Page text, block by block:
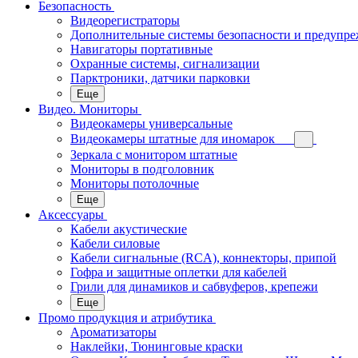
Безопасность
Видеорегистраторы
Дополнительные системы безопасности и
Навигаторы портативные
Охранные системы, сигнализации
Парктроники, датчики парковки
Еще
Видео. Мониторы
Видеокамеры универсальные
Видеокамеры штатные для иномарок
Зеркала с монитором штатные
Мониторы в подголовник
Мониторы потолочные
Еще
Аксессуары
Кабели акустические
Кабели силовые
Кабели сигнальные (RCA), коннекторы, припой
Гофра и защитные оплетки для кабелей
Грили для динамиков и сабвуферов, крепежи
Еще
Промо продукция и атрибутика
Ароматизаторы
Наклейки, Тюнинговые краски